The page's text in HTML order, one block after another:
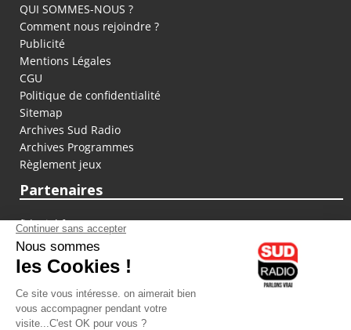
QUI SOMMES-NOUS ?
Comment nous rejoindre ?
Publicité
Mentions Légales
CGU
Politique de confidentialité
Sitemap
Archives Sud Radio
Archives Programmes
Règlement jeux
Partenaires
fiducial.fr
lyoncapitale.fr
olympique-et-lyonnais.com
L'application Iphone / Android